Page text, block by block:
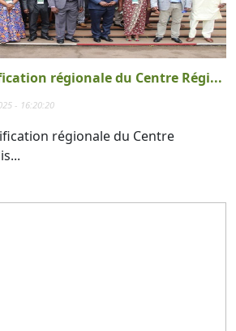
régionale du Centre Régi...
- 16:20:20
régionale du Centre